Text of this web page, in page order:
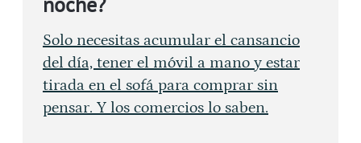
Solo necesitas acumular el cansancio
del día, tener el móvil a mano y estar
tirada en el sofá para comprar sin
pensar. Y los comercios lo saben.